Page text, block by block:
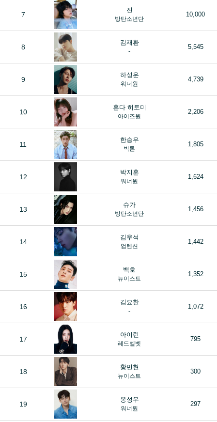
7
진
방탄소년단
10,000
8
김재환
-
5,545
9
하성운
워너원
4,739
10
혼다 히토미
아이즈원
2,206
11
한승우
빅톤
1,805
12
박지훈
워너원
1,624
13
슈가
방탄소년단
1,456
14
김우석
업텐션
1,442
15
백호
뉴이스트
1,352
16
김요한
-
1,072
17
아이린
레드벨벳
795
18
황민현
뉴이스트
300
19
옹성우
워너원
297